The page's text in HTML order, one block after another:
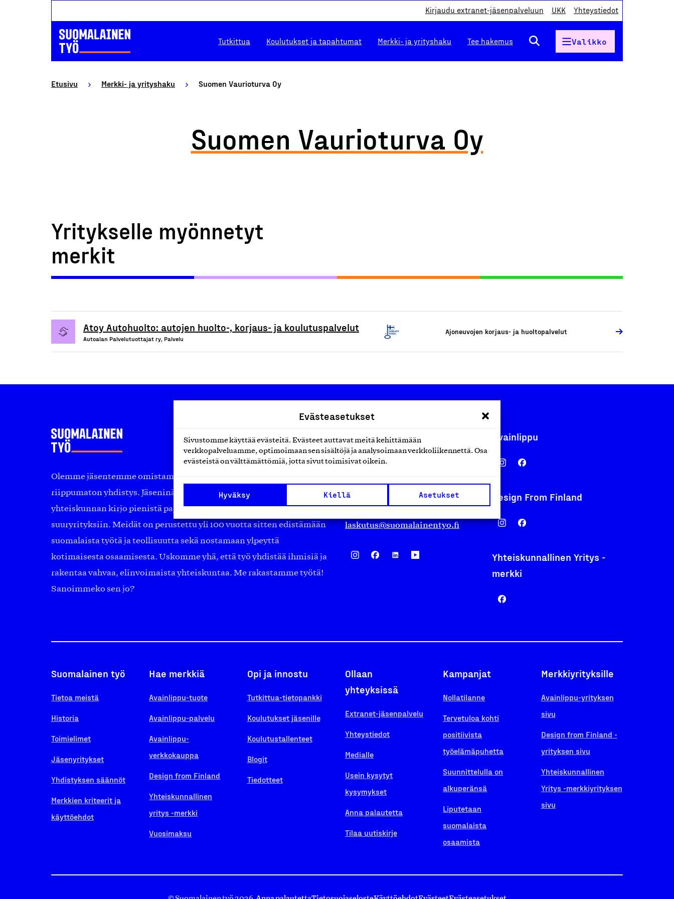
Evästeasetukset
Sivustomme käyttää evästeitä. Evästeet auttavat meitä kehittämään
verkkopalveluamme, optimoimaan sen sisältöjä ja analysoimaan verkkoliikennettä. Osa
evästeistä on välttämättömiä, jotta sivut toimisivat oikein.
Hyväksy Kiellä Asetukset
Kirjaudu extranet-jäsenpalveluun UKK Yhteystiedot
Tutkittua Koulutukset ja tapahtumat Merkki- ja yrityshaku Tee hakemus Valikko
Etusivu Merkki- ja yrityshaku Suomen Vaurioturva Oy
Suomen Vaurioturva Oy
Yritykselle myönnetyt
merkit
Atoy Autohuolto: autojen huolto-, korjaus- ja koulutuspalvelut
Autoalan Palvelutuottajat ry, Palvelu
Ajoneuvojen korjaus- ja huoltopalvelut
Olemme jäsentemme omistama puolueeton, työmarkkinajärjestöistä
riippumaton yhdistys. Jäseninämme on koko suomalaisen
yhteiskunnan kirjo pienistä pajoista ja yhteisöistä kansainvälisiin
suuryrityksiin. Meidät on perustettu yli 100 vuotta sitten edistämään
suomalaista työtä ja teollisuutta sekä nostamaan ylpeyttä
kotimaisesta osaamisesta. Uskomme yhä, että työ yhdistää ihmisiä ja
rakentaa vahvaa, elinvoimaista yhteiskuntaa. Me rakastamme työtä!
Sanoimmeko sen jo?
Suomalainen työ ry
Eteläranta 14,
Finland
asiakaspalvelu@suomalainentyo.fi
laskutus@suomalainentyo.fi
Avainlippu
Design From Finland
Yhteiskunnallinen Yritys -
merkki
Suomalainen työ
Tietoa meistä
Historia
Toimielimet
Jäsenyritykset
Yhdistyksen säännöt
Merkkien kriteerit ja
käyttöehdot
Hae merkkiä
Avainlippu-tuote
Avainlippu-palvelu
Avainlippu-
verkkokauppa
Design from Finland
Yhteiskunnallinen
yritys -merkki
Vuosimaksu
Opi ja innostu
Tutkittua-tietopankki
Koulutukset jäsenille
Koulutustallenteet
Blogit
Tiedotteet
Ollaan
yhteyksissä
Extranet-jäsenpalvelu
Yhteystiedot
Medialle
Usein kysytyt
kysymykset
Anna palautetta
Tilaa uutiskirje
Kampanjat
Nollatilanne
Tervetuloa kohti
positiivista
työelämäpuhetta
Suunnittelulla on
alkuperänsä
Liputetaan
suomalaista
osaamista
Merkkiyrityksille
Avainlippu-yrityksen
sivu
Design from Finland -
yrityksen sivu
Yhteiskunnallinen
Yritys -merkkiyrityksen
sivu